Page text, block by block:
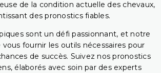
de la condition actuelle des chevaux,
des pronostics fiables.
sont un défi passionnant, et notre
fournir les outils nécessaires pour
de succès. Suivez nos pronostics
élaborés avec soin par des experts